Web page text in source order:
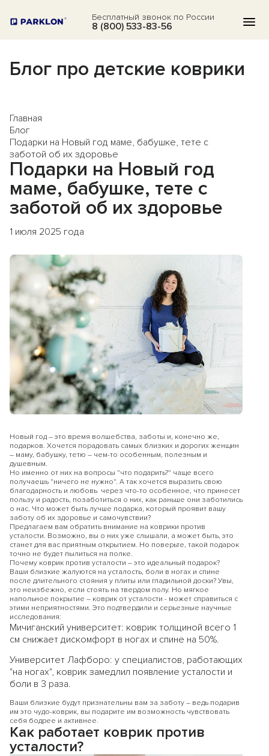
8 (800) 533-83-56
Бесплатный звонок по России
КАТАЛОГ
ВОПРОСЫ
О НАС
ОТЗЫВЫ
Блог про детские коврики
Главная
Блог
Подарки на Новый год маме, бабушке, тете с
заботой об их здоровье
Подарки на Новый год
маме, бабушке, тете с
заботой об их здоровье
1 июля 2025 года
Новый год – это время волшебства, заботы и, конечно же,
подарков. Хочется порадовать самых близких и дорогих женщин
– маму, бабушку, тетю – чем-то особенным, полезным и
душевным.
Но именно от них на вопросы "что подарить?" чаще всего
получаешь "ничего не нужно". А так хочется выразить свою
благодарность и любовь через что-то особенное, что принесет
пользу и радость, позаботиться о них, как раньше они заботились
о нас. Что может быть лучше подарка, который проявит вашу
заботу об их здоровье и самочувствии?
Предлагаем вам обратить внимание на коврики против
усталости. Возможно, вы о них уже слышали, а может быть, это
станет для вас приятным открытием. Но поверьте, такой подарок
точно не будет пылиться на полке.
Почему коврик против усталости – это идеальный подарок?
Ваши близкие жалуются на усталость, боли в ногах и спине
после длительного стояния у плиты или гладильной доски? Увы,
это неизбежно, если стоять на твердом полу. Но мягкое
напольное покрытие – коврик от усталости - может справиться с
этими неприятностями. Это подтвердили и серьезные научные
исследования:
Мичиганский университет: коврик толщиной всего 1
см снижает дискомфорт в ногах и спине на 50%.
Университет Лафборо: у специалистов, работающих
"на ногах", коврик замедлил появление усталости и
боли в 3 раза.
Ваши близкие будут признательны вам за заботу – ведь подарив
им это чудо-коврик, вы подарите им возможность чувствовать
себя бодрее и активнее.
Как работает коврик против
усталости?